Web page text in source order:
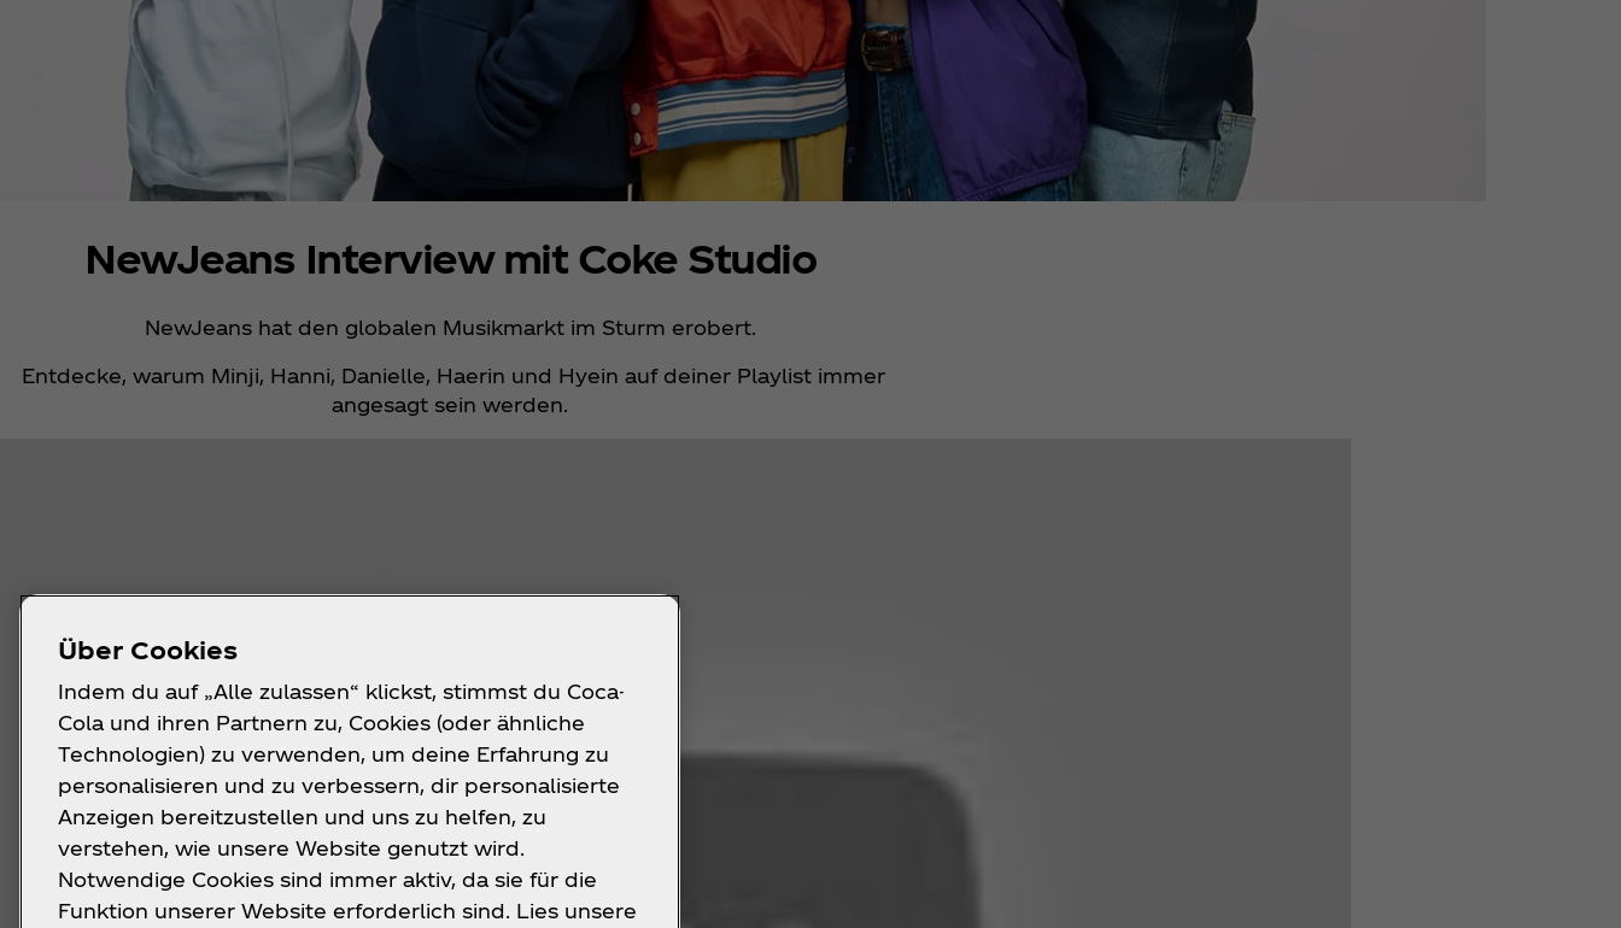
NewJeans Interview mit Coke Studio
NewJeans hat den globalen Musikmarkt im Sturm erobert.
​ Entdecke, warum Minji, Hanni, Danielle, Haerin und Hyein auf deiner Playlist immer
angesagt sein werden.
Über Cookies
Indem du auf „Alle zulassen“ klickst, stimmst du Coca-
Cola und ihren Partnern zu, Cookies (oder ähnliche
Technologien) zu verwenden, um deine Erfahrung zu
personalisieren und zu verbessern, dir personalisierte
Anzeigen bereitzustellen und uns zu helfen, zu
verstehen, wie unsere Website genutzt wird.
Notwendige Cookies sind immer aktiv, da sie für die
Funktion unserer Website erforderlich sind. Lies unsere